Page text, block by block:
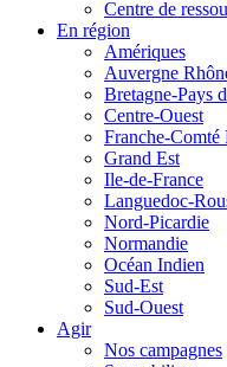
Centre de
En région
Amériques
Auvergne
Bretagne-Pays
Centre-Ouest
Franche-Comté
Grand Est
Ile-de-France
Languedoc-
Nord-Picardie
Normandie
Océan Indien
Sud-Est
Sud-Ouest
Agir
Nos campagnes